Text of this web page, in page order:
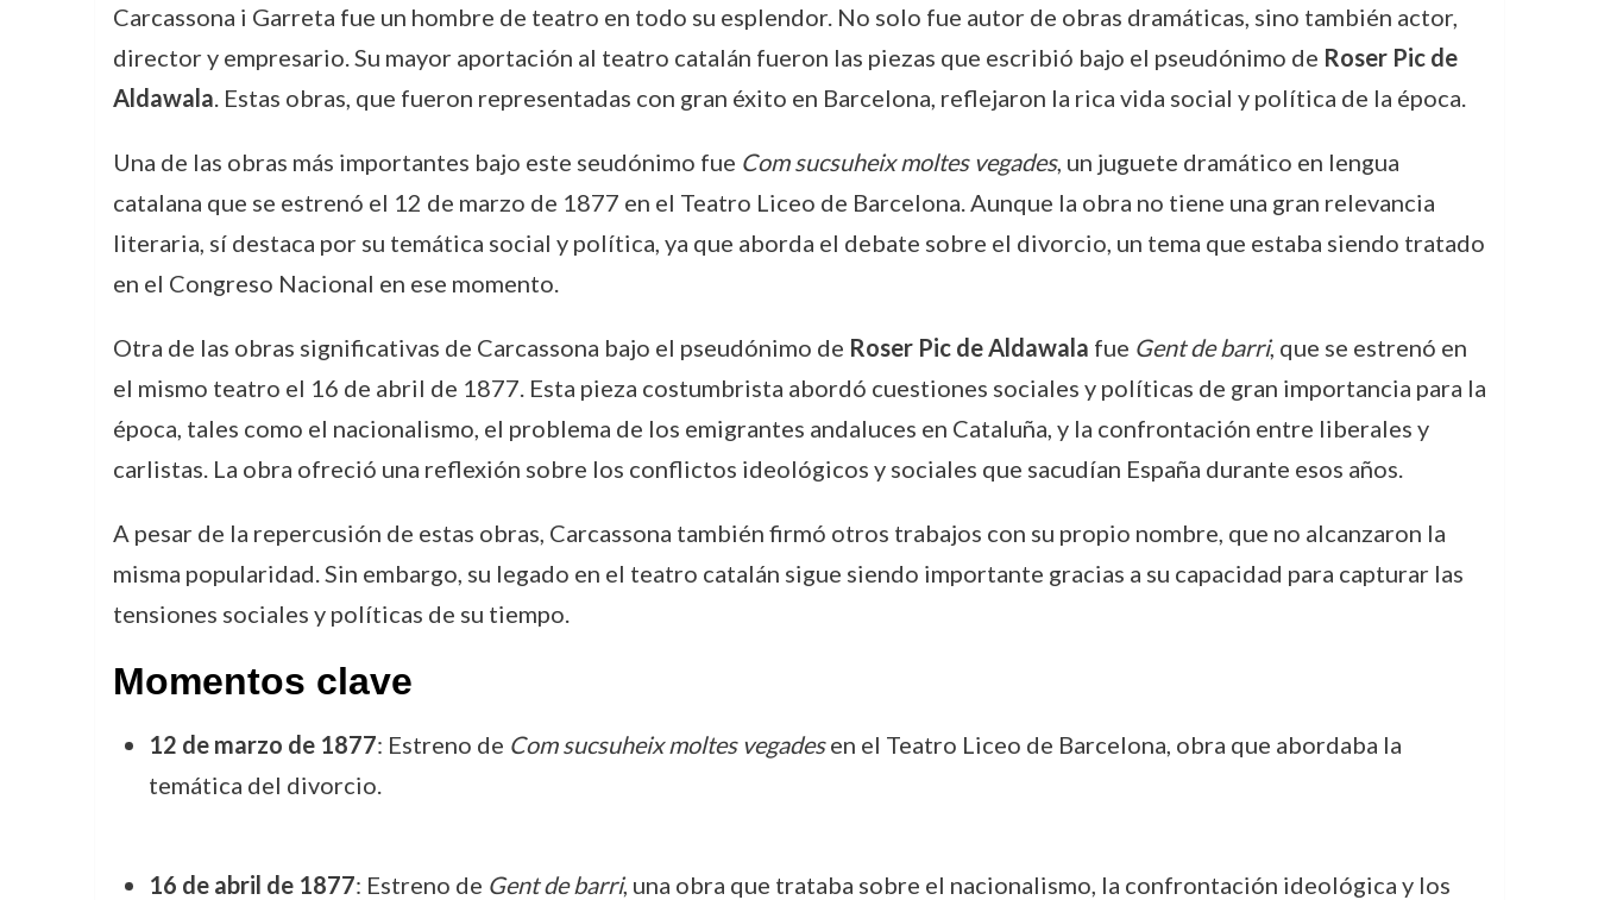
Carcassona i Garreta fue un hombre de teatro en todo su esplendor. No solo fue autor de obras dramáticas, sino también actor,
director y empresario. Su mayor aportación al teatro catalán fueron las piezas que escribió bajo el pseudónimo de Roser Pic de
Aldawala. Estas obras, que fueron representadas con gran éxito en Barcelona, reflejaron la rica vida social y política de la época.
Una de las obras más importantes bajo este seudónimo fue Com sucsuheix moltes vegades, un juguete dramático en lengua
catalana que se estrenó el 12 de marzo de 1877 en el Teatro Liceo de Barcelona. Aunque la obra no tiene una gran relevancia
literaria, sí destaca por su temática social y política, ya que aborda el debate sobre el divorcio, un tema que estaba siendo tratado
en el Congreso Nacional en ese momento.
Otra de las obras significativas de Carcassona bajo el pseudónimo de Roser Pic de Aldawala fue Gent de barri, que se estrenó en
el mismo teatro el 16 de abril de 1877. Esta pieza costumbrista abordó cuestiones sociales y políticas de gran importancia para la
época, tales como el nacionalismo, el problema de los emigrantes andaluces en Cataluña, y la confrontación entre liberales y
carlistas. La obra ofreció una reflexión sobre los conflictos ideológicos y sociales que sacudían España durante esos años.
A pesar de la repercusión de estas obras, Carcassona también firmó otros trabajos con su propio nombre, que no alcanzaron la
misma popularidad. Sin embargo, su legado en el teatro catalán sigue siendo importante gracias a su capacidad para capturar las
tensiones sociales y políticas de su tiempo.
Momentos clave
12 de marzo de 1877: Estreno de Com sucsuheix moltes vegadesen el Teatro Liceo de Barcelona, obra que abordaba la
temática del divorcio.
16 de abril de 1877: Estreno de Gent de barri, una obra que trataba sobre el nacionalismo, la confrontación ideológica y los